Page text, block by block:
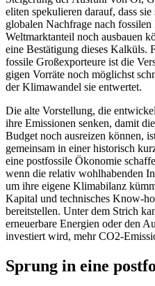
eliten speku­lieren darauf, dass
globalen Nachfrage nach
Weltmarkt­anteil noch ausbauen
eine Bestä­tigung ­dieses Kalküls.
fossile Großex­por­teure ist die
gigen Vorräte noch möglichst
der Klima­wandel sie entwertet.
Die alte Vorstellung, die
ihre Emissionen senken, damit
Budget noch ausreizen können,
gemeinsam in einer histo­risch
eine postfossile Ökonomie
wenn die relativ wohlha­benden
um ihre eigene Klima­bilanz
Kapital und techni­sches Know-
bereit­stellen. Unter dem Strich
erneu­erbare Energien oder den
inves­tiert wird, mehr CO2-
Sprung in eine